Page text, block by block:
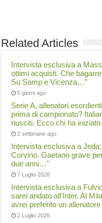
Related Articles
Intervista esclusiva a
ottimi acquisti. Che
Su Samp e Vicenza…”
5 giorni ago
Serie A, allenatori
prima di campionato?
riusciti. Ecco chi ha
2 settimane ago
Intervista esclusiva a
Corvino. Gaetano grave
due anni…"
7 Luglio 2026
Intervista esclusiva a
sarei andato all'Inter. Al
avrei preferito un
2 Luglio 2026